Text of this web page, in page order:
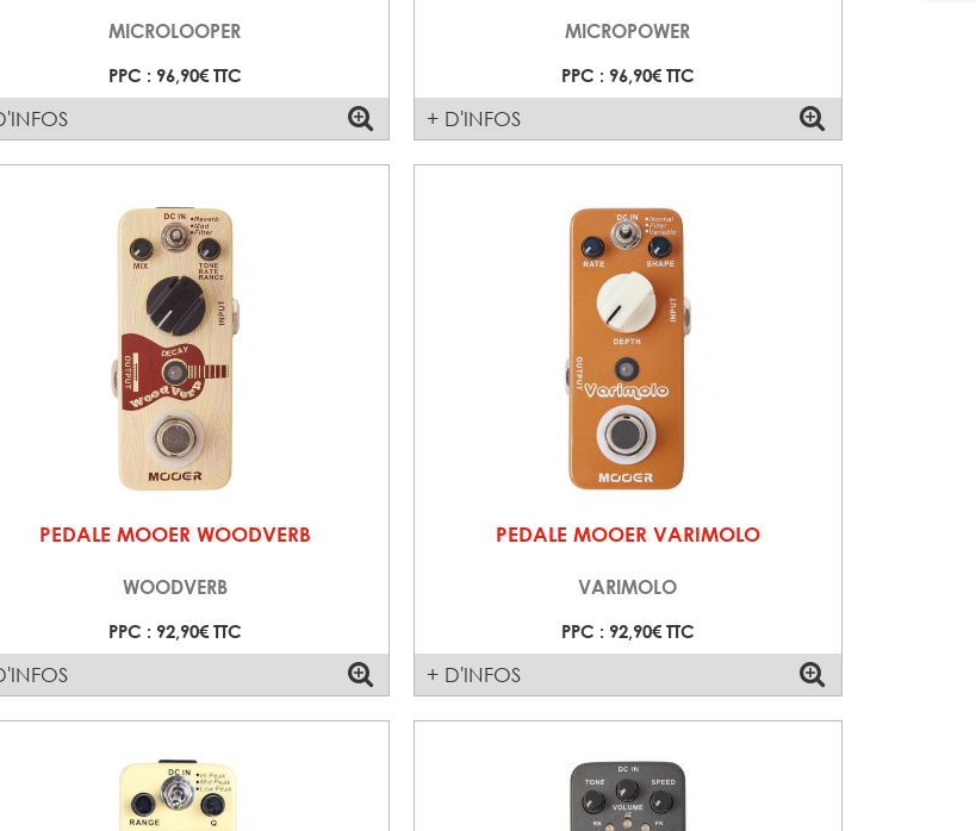
MICROLOOPER
PPC : 96,90€ TTC
MICROPOWER
PPC : 96,90€ TTC
+ D'INFOS
PEDALE MOOER WOODVERB
WOODVERB
PPC : 92,90€ TTC
PEDALE MOOER VARIMOLO
VARIMOLO
PPC : 92,90€ TTC
+ D'INFOS